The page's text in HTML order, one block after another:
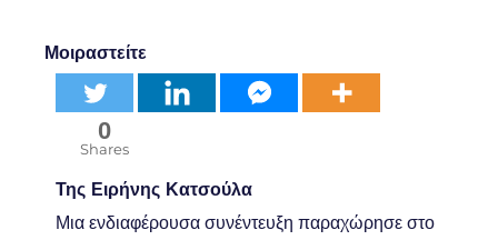
Μοιραστείτε
0
Shares
Της Ειρήνης Κατσούλα
Μια ενδιαφέρουσα συνέντευξη παραχώρησε στο